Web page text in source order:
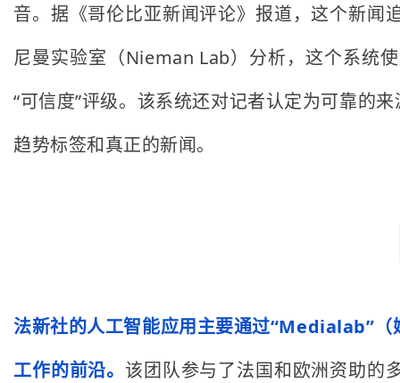
音。据《哥伦比亚新闻评论》报道，这个新闻
尼曼实验室（Nieman Lab）分析，这个系统
“可信度”评级。该系统还对记者认定为可靠的
趋势标签和真正的新闻。
法新社的人工智能应用主要通过“Medialab”
工作的前沿。 该团队参与了法国和欧洲资助的